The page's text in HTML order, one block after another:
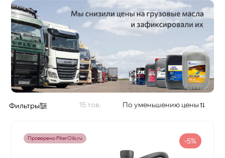
Объем
Применение
Стандарт API
Фильтры 15 По уменьшению цены
Проверено PiterOils.ru -5%